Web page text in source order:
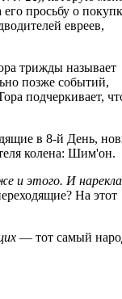
просьбу о
евреев,
трижды называет
позже событий,
подчеркивает,
в 8-й День,
колена: Шим'он.
и этого. И
— тот самый